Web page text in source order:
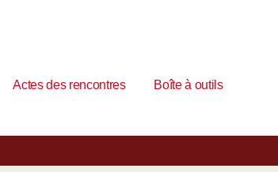
Actes des rencontres
Boîte à outils